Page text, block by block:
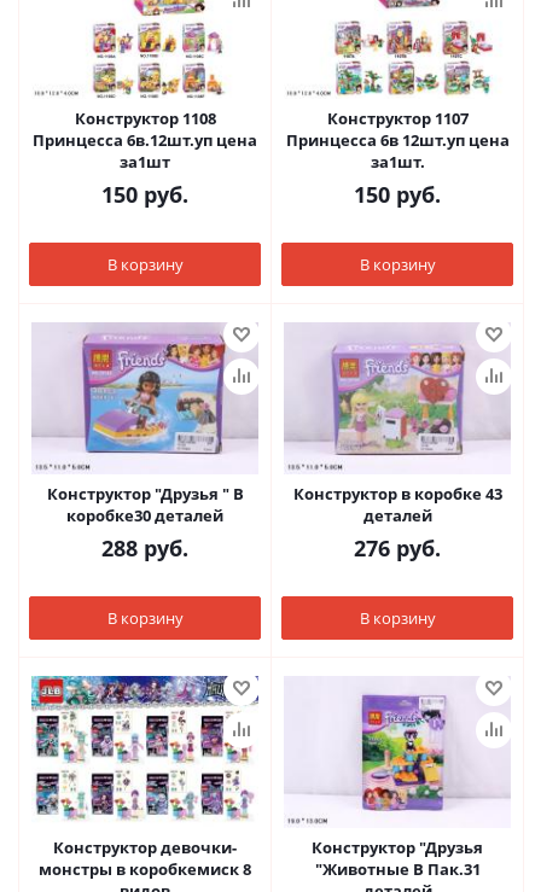
Конструктор 1108
Принцесса 6в.12шт.уп цена
за1шт
150 руб.
В корзину
Конструктор 1107
Принцесса 6в 12шт.уп цена
за1шт.
150 руб.
В корзину
Конструктор "Друзья " В
коробке30 деталей
288 руб.
В корзину
Конструктор в коробке 43
деталей
276 руб.
В корзину
Конструктор девочки-
монстры в коробкемиск 8
Конструктор "Друзья
"Животные В Пак.31